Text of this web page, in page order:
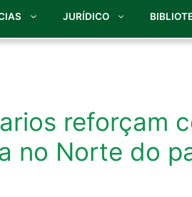
JURÍDICO
reforçam
no Norte do